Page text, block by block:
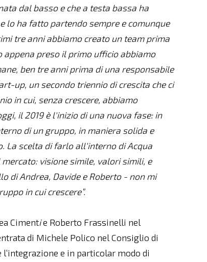
dal basso e che a testa bassa ha
lo ha fatto partendo sempre e comunque
tre anni abbiamo creato un team prima
appena preso il primo ufficio abbiamo
ben tre anni prima di una responsabile
up, un secondo triennio di crescita che ci
in cui, senza crescere, abbiamo
il 2019 è l'inizio di una nuova fase: in
di un gruppo, in maniera solida e
La scelta di farlo all'interno di Acqua
visione simile, valori simili, e
di Andrea, Davide e Roberto - non mi
in cui crescere”.
Cimentie Roberto Frassinelli nel
di Michele Polico nel Consiglio di
e in particolar modo di